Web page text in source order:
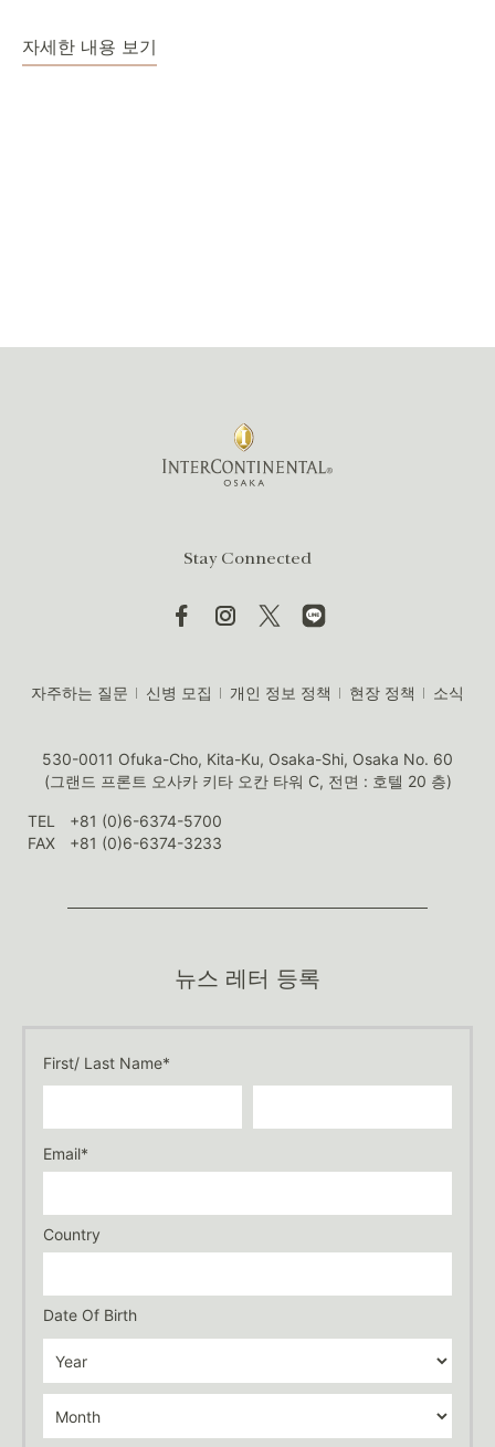
자세한 내용 보기
Stay Connected
자주하는 질문 신병 모집 개인 정보 정책 현장 정책 소식
530-0011 Ofuka-Cho, Kita-Ku, Osaka-Shi, Osaka No. 60
(그랜드 프론트 오사카 키타 오칸 타워 C, 전면 : 호텔 20 층)
TEL
+81 (0)6-6374-5700
FAX
+81 (0)6-6374-3233
뉴스 레터 등록
First/ Last Name*
Email*
Country
Date Of Birth